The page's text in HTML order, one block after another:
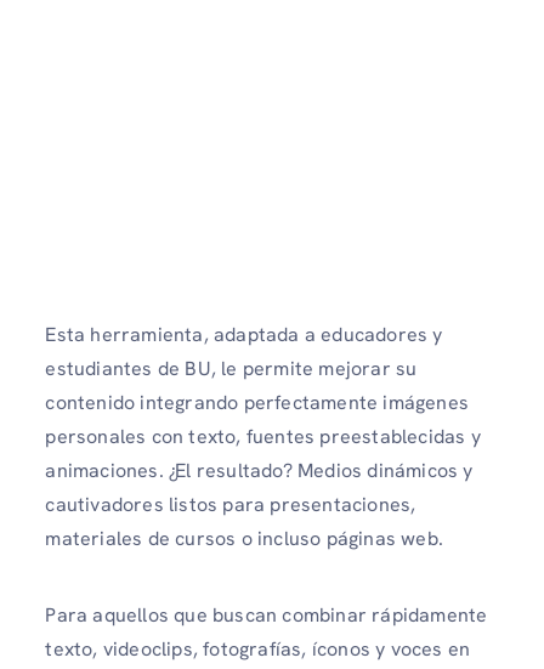
Esta herramienta, adaptada a educadores y
estudiantes de BU, le permite mejorar su
contenido integrando perfectamente imágenes
personales con texto, fuentes preestablecidas y
animaciones. ¿El resultado? Medios dinámicos y
cautivadores listos para presentaciones,
materiales de cursos o incluso páginas web.
Para aquellos que buscan combinar rápidamente
texto, videoclips, fotografías, íconos y voces en